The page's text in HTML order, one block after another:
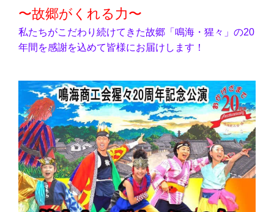
〜故郷がくれる力〜
私たちがこだわり続けてきた故郷「鳴海・猩々」の20
年間を感謝を込めて皆様にお届けします！